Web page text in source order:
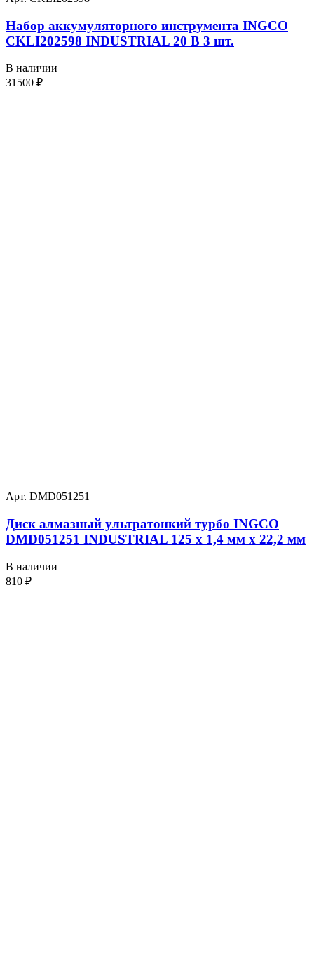
Набор аккумуляторного инструмента INGCO
CKLI202598 INDUSTRIAL 20 В 3 шт.
В наличии
31500 ₽
Арт. DMD051251
Диск алмазный ультратонкий турбо INGCO
DMD051251 INDUSTRIAL 125 х 1,4 мм x 22,2 мм
В наличии
810 ₽